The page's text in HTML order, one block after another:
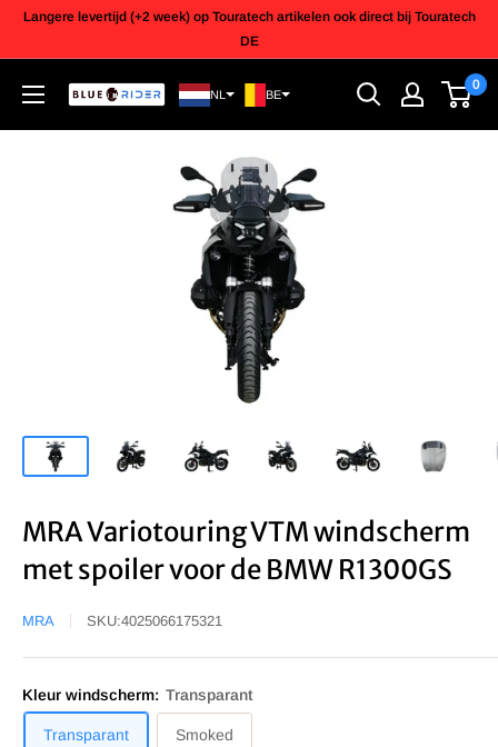
Doorgaan
Langere levertijd (+2 week) op Touratech artikelen ook direct bij Touratech
DE
Blue
NL BE
0
MRA Variotouring VTM windscherm
met spoiler voor de BMW R1300GS
MRA SKU:4025066175321
Kleur windscherm: Transparant
Transparant Smoked